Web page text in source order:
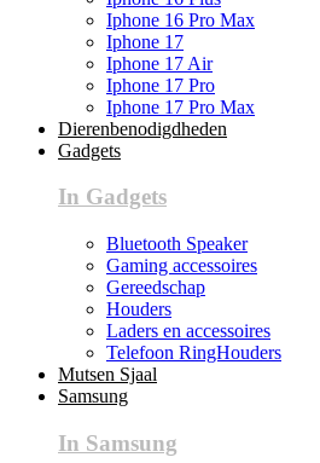
Iphone 16 Pro Max
Iphone 17
Iphone 17 Air
Iphone 17 Pro
Iphone 17 Pro Max
Dierenbenodigdheden
Gadgets
In Gadgets
Bluetooth Speaker
Gaming accessoires
Gereedschap
Houders
Laders en accessoires
Telefoon RingHouders
Mutsen Sjaal
Samsung
In Samsung